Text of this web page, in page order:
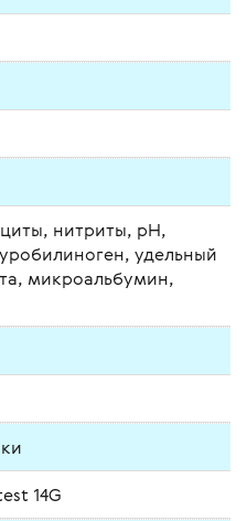
нитриты, pH,
удельный
микроальбумин,
14G